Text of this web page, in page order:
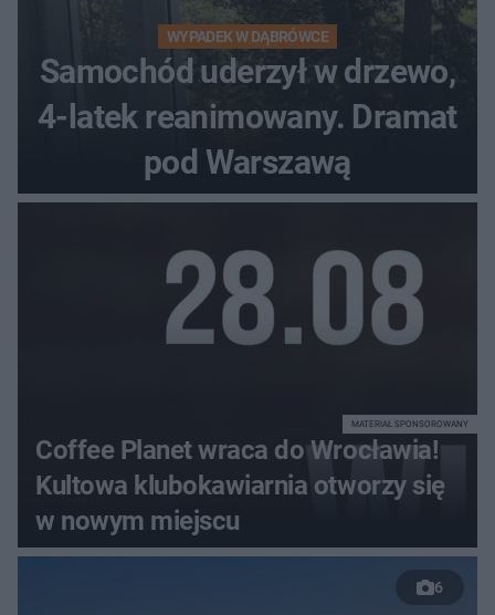
WYPADEK W DĄBRÓWCE
Samochód uderzył w drzewo,
4-latek reanimowany. Dramat
pod Warszawą
Coffee Planet wraca do Wrocławia!
Kultowa klubokawiarnia otworzy się
w nowym miejscu
MATERIAŁ SPONSOROWANY
6